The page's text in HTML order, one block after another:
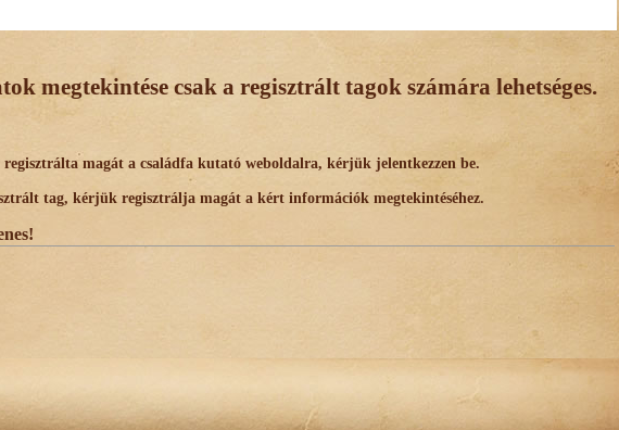
megtekintése csak a regisztrált tagok számára lehetséges.
magát a családfa kutató weboldalra, kérjük jelentkezzen be.
tag, kérjük regisztrálja magát a kért információk megtekintéséhez.